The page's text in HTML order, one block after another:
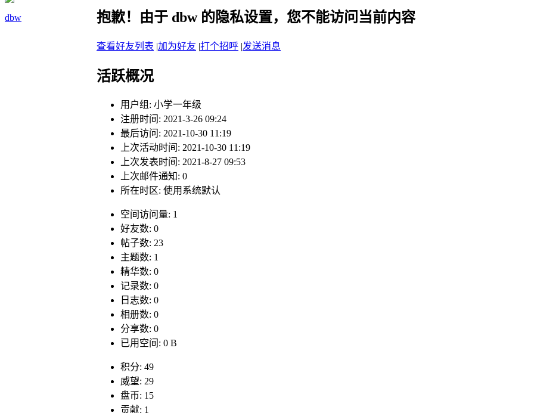
dbw 抱歉！由于 dbw 的隐私设置，您不能访问当前内容
查看好友列表 |加为好友 |打个招呼 |发送消息
活跃概况
用户组: 小学一年级
注册时间: 2021-3-26 09:24
最后访问: 2021-10-30 11:19
上次活动时间: 2021-10-30 11:19
上次发表时间: 2021-8-27 09:53
上次邮件通知: 0
所在时区: 使用系统默认
空间访问量: 1
好友数: 0
帖子数: 23
主题数: 1
精华数: 0
记录数: 0
日志数: 0
相册数: 0
分享数: 0
已用空间: 0 B
积分: 49
威望: 29
盘币: 15
贡献: 1